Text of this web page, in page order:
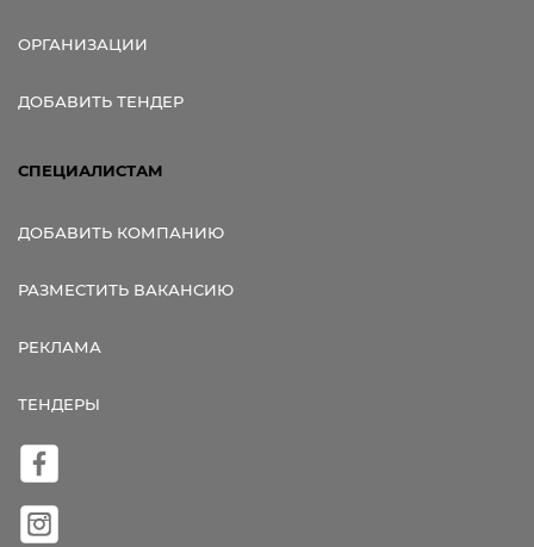
ОРГАНИЗАЦИИ
ДОБАВИТЬ ТЕНДЕР
СПЕЦИАЛИСТАМ
ДОБАВИТЬ КОМПАНИЮ
РАЗМЕСТИТЬ ВАКАНСИЮ
РЕКЛАМА
ТЕНДЕРЫ